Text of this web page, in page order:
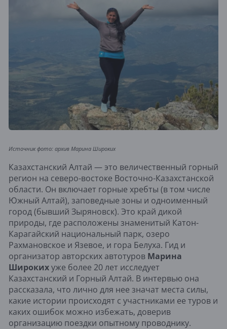
Источник фото: архив Марина Широких
Казахстанский Алтай — это величественный горный
регион на северо-востоке Восточно-Казахстанской
области. Он включает горные хребты (в том числе
Южный Алтай), заповедные зоны и одноименный
город (бывший Зыряновск). Это край дикой
природы, где расположены знаменитый Катон-
Карагайский национальный парк, озеро
Рахмановское и Язевое, и гора Белуха. Гид и
организатор авторских автотуров Марина
Широкихуже более 20 лет исследует
Казахстанский и Горный Алтай. В интервью она
рассказала, что лично для нее значат места силы,
какие истории происходят с участниками ее туров и
каких ошибок можно избежать, доверив
организацию поездки опытному проводнику.